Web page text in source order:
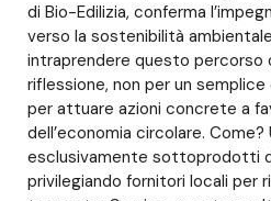
di Bio-Edilizia, conferma
verso la sostenibilità
intraprendere questo percorso
riflessione, non per un
per attuare azioni concrete a
dell’economia circolare. Come?
esclusivamente sottoprodotti
privilegiando fornitori locali per